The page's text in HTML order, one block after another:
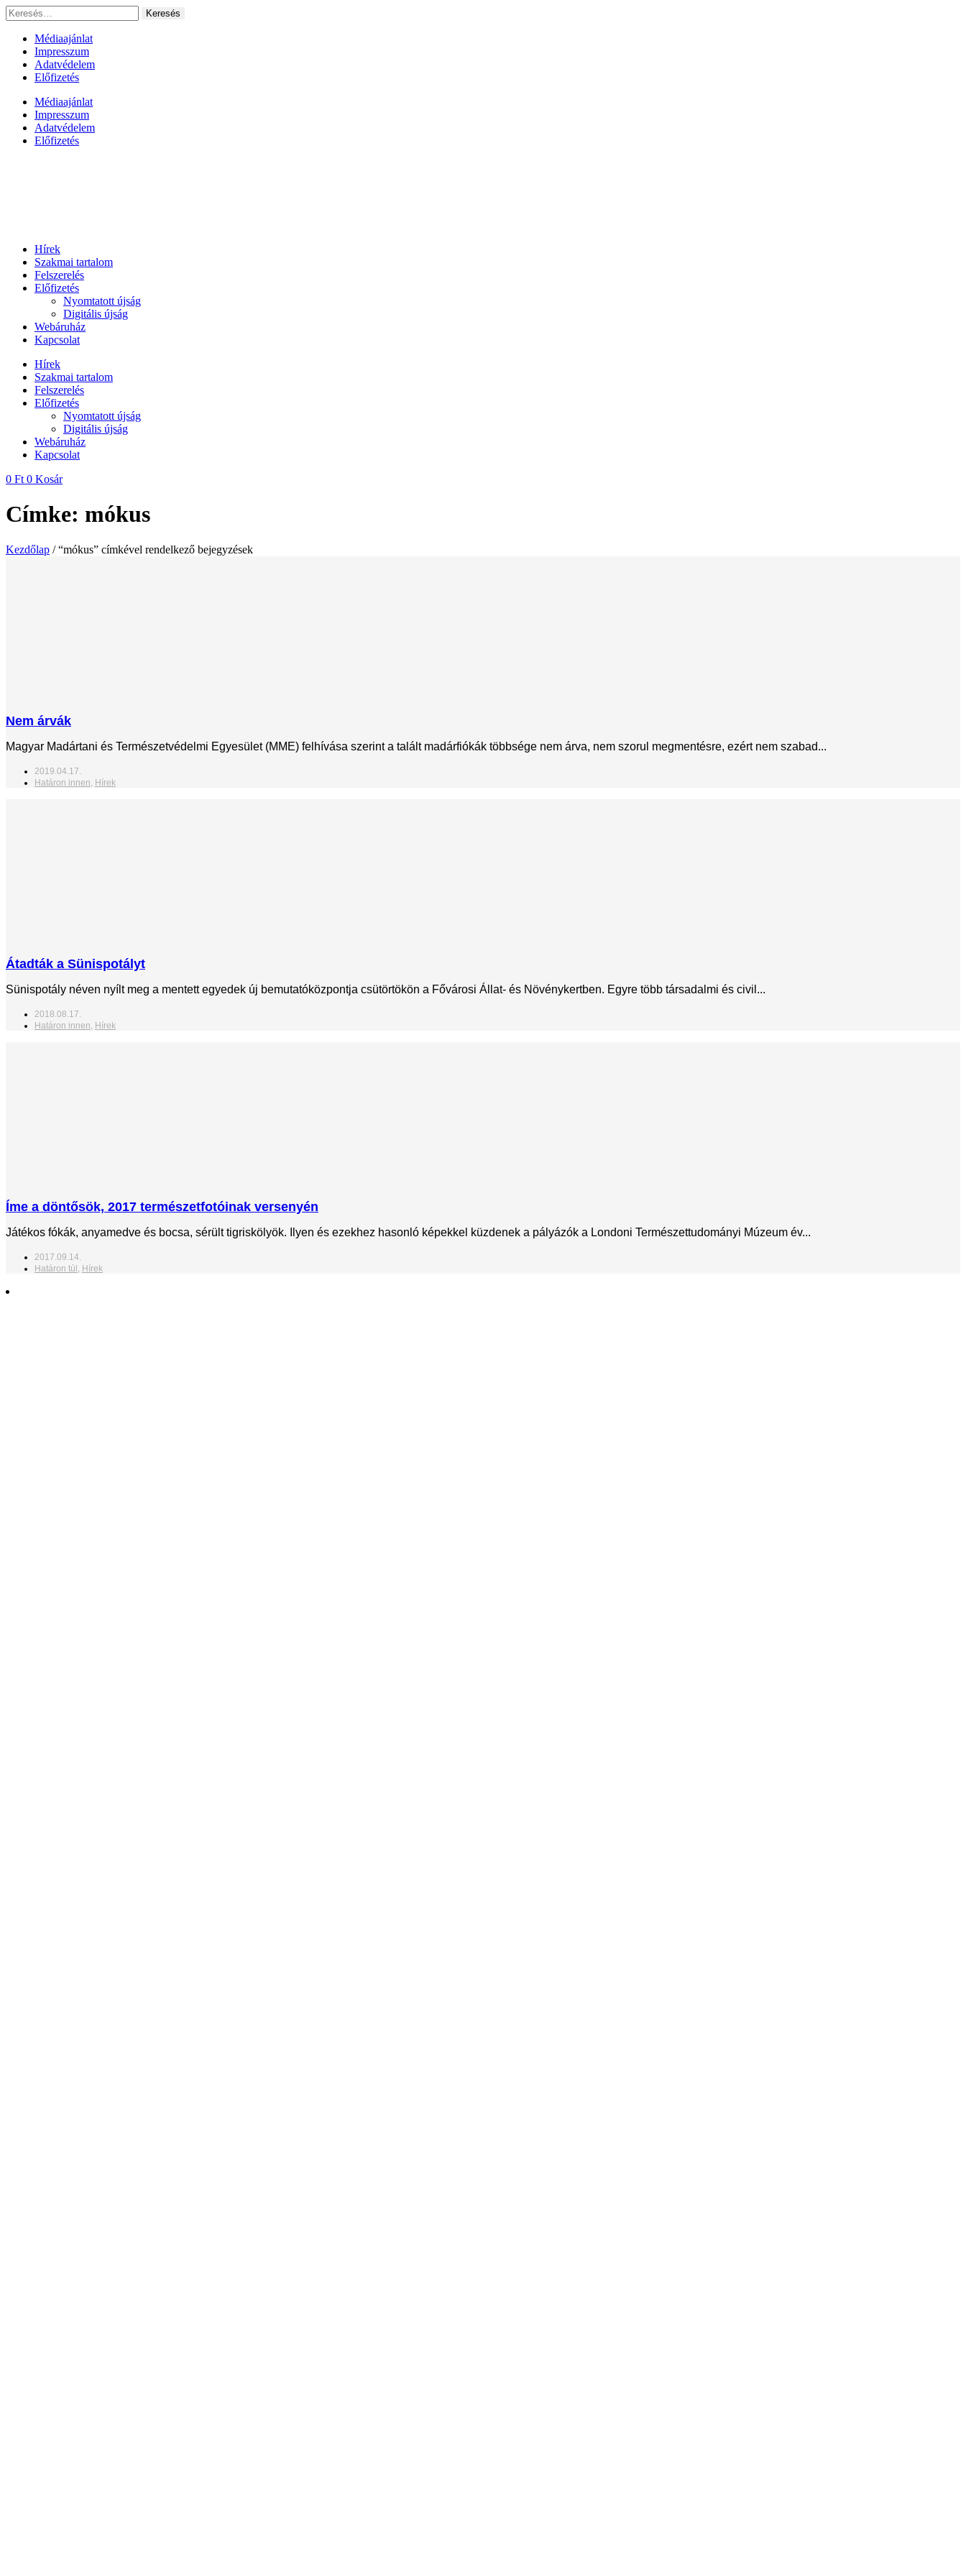
Ugrás
a
tartalomhoz
Keresés:
Médiaajánlat
Impresszum
Adatvédelem
Előfizetés
Médiaajánlat
Impresszum
Adatvédelem
Előfizetés
Hírek
Szakmai tartalom
Felszerelés
Előfizetés
Nyomtatott újság
Digitális újság
Webáruház
Kapcsolat
Hírek
Szakmai tartalom
Felszerelés
Előfizetés
Nyomtatott újság
Digitális újság
Webáruház
Kapcsolat
0 Ft 0 Kosár
Címke: mókus
Kezdőlap / “mókus” címkével rendelkező bejegyzések
Nem árvák
Magyar Madártani és Természetvédelmi Egyesület (MME) felhívása szerint a talált madárfiókák többsége nem árva, nem szorul megmentésre, ezért nem szabad...
2019.04.17.
Határon innen, Hírek
Átadták a Sünispotályt
Sünispotály néven nyílt meg a mentett egyedek új bemutatóközpontja csütörtökön a Fővárosi Állat- és Növénykertben. Egyre több társadalmi és civil...
2018.08.17.
Határon innen Hírek
Íme a döntősök, 2017 természetfotóinak versenyén
Játékos fókák, anyamedve és bocsa, sérült tigriskölyök. Ilyen és ezekhez hasonló képekkel küzdenek a pályázók a Londoni Természettudományi Múzeum év...
2017.09.14.
Határon túl Hírek